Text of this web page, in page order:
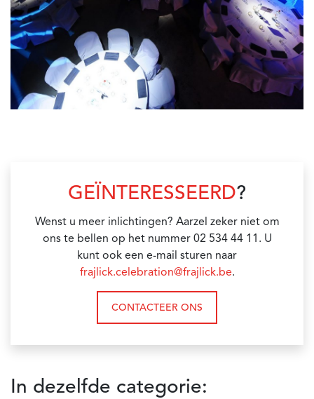
GEÏNTERESSEERD?
Wenst u meer inlichtingen? Aarzel zeker niet om
ons te bellen op het nummer 02 534 44 11. U
kunt ook een e-mail sturen naar
frajlick.celebration@frajlick.be.
CONTACTEER ONS
In dezelfde categorie: